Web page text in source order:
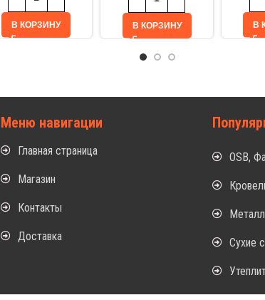
В КОРЗИНУ В КОРЗИНУ В
Меню навигации
Главная страница
Магазин
Контакты
Доставка
OSB,
Металл
Сухие